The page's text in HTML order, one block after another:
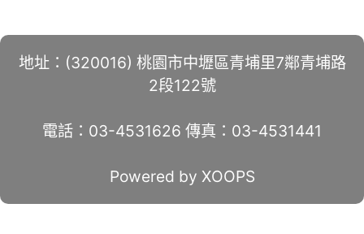
地址：(320016) 桃園市中壢區青埔里7鄰青埔路
2段122號
電話：03-4531626 傳真：03-4531441
Powered by XOOPS